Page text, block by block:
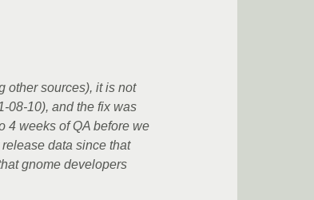
other sources), it is not
08-10), and the fix was
4 weeks of QA before we
data since that
gnome developers